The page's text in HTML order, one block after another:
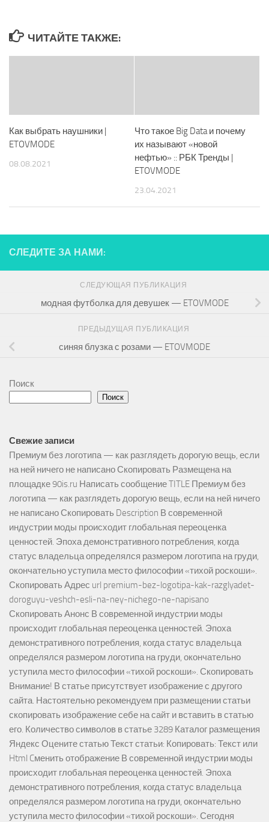
ЧИТАЙТЕ ТАКЖЕ:
Как выбрать наушники |
ETOVMODE
08.08.2021
Что такое Big Data и почему
их называют «новой
нефтью» :: РБК Тренды |
ETOVMODE
23.04.2021
СЛЕДИТЕ ЗА НАМИ:
СЛЕДУЮЩАЯ ПУБЛИКАЦИЯ
модная футболка для девушек — ETOVMODE
ПРЕДЫДУЩАЯ ПУБЛИКАЦИЯ
синяя блузка с розами — ETOVMODE
Поиск
Поиск
Свежие записи
Премиум без логотипа — как разглядеть дорогую вещь, если
на ней ничего не написано Скопировать Размещена на
площадке 90is.ru Написать сообщение TITLE Премиум без
логотипа — как разглядеть дорогую вещь, если на ней ничего
не написано Скопировать Description В современной
индустрии моды происходит глобальная переоценка
ценностей. Эпоха демонстративного потребления, когда
статус владельца определялся размером логотипа на груди,
окончательно уступила место философии «тихой роскоши».
Скопировать Адрес url premium-bez-logotipa-kak-razglyadet-
doroguyu-veshch-esli-na-ney-nichego-ne-napisano
Скопировать Анонс В современной индустрии моды
происходит глобальная переоценка ценностей. Эпоха
демонстративного потребления, когда статус владельца
определялся размером логотипа на груди, окончательно
уступила место философии «тихой роскоши». Скопировать
Внимание! В статье присутствует изображение с другого
сайта. Настоятельно рекомендуем при размещении статьи
скопировать изображение себе на сайт и вставить в статью
его. Количество символов в статье 3289 Каталог размещения
Яндекс Оцените статью Текст статьи: Копировать: Текст или
Html Cменить отображение В современной индустрии моды
происходит глобальная переоценка ценностей. Эпоха
демонстративного потребления, когда статус владельца
определялся размером логотипа на груди, окончательно
уступила место философии «тихой роскоши». Сегодня